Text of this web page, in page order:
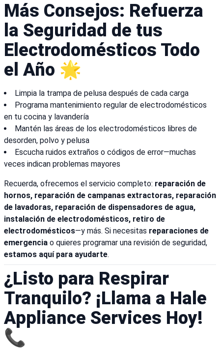
Más Consejos: Refuerza
la Seguridad de tus
Electrodomésticos Todo
el Año 🌟
Limpia la trampa de pelusa después de cada carga
Programa mantenimiento regular de electrodomésticos
en tu cocina y lavandería
Mantén las áreas de los electrodomésticos libres de
desorden, polvo y pelusa
Escucha ruidos extraños o códigos de error—muchas
veces indican problemas mayores
Recuerda, ofrecemos el servicio completo: reparación de
hornos, reparación de campanas extractoras, reparación
de lavadoras, reparación de dispensadores de agua,
instalación de electrodomésticos, retiro de
electrodomésticos—y más. Si necesitas reparaciones de
emergencia o quieres programar una revisión de seguridad,
estamos aquí para ayudarte.
¿Listo para Respirar
Tranquilo? ¡Llama a Hale
Appliance Services Hoy!
📞